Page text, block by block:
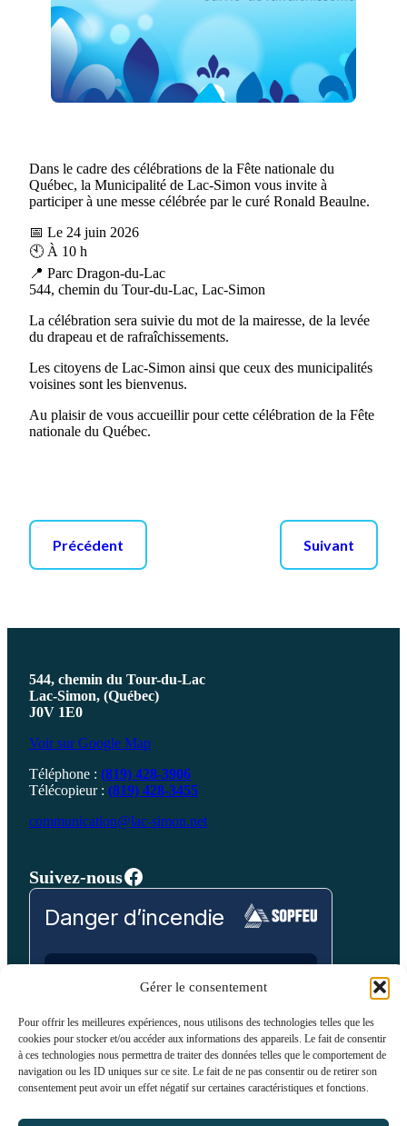
Gérer le consentement
Pour offrir les meilleures expériences, nous utilisons des technologies telles que les
cookies pour stocker et/ou accéder aux informations des appareils. Le fait de consentir
à ces technologies nous permettra de traiter des données telles que le comportement de
navigation ou les ID uniques sur ce site. Le fait de ne pas consentir ou de retirer son
consentement peut avoir un effet négatif sur certaines caractéristiques et fonctions.
Dans le cadre des célébrations de la Fête nationale du
Québec, la Municipalité de Lac-Simon vous invite à
participer à une messe célébrée par le curé Ronald Beaulne.
📅 Le 24 juin 2026
🕙 À 10 h
📍 Parc Dragon-du-Lac
544, chemin du Tour-du-Lac, Lac-Simon
La célébration sera suivie du mot de la mairesse, de la levée
du drapeau et de rafraîchissements.
Les citoyens de Lac-Simon ainsi que ceux des municipalités
voisines sont les bienvenus.
Au plaisir de vous accueillir pour cette célébration de la Fête
nationale du Québec.
Précédent Suivant
544, chemin du Tour-du-Lac
Lac-Simon, (Québec)
J0V 1E0
Voir sur Google Map
Téléphone : (819) 428-3906
Télécopieur : (819) 428-3455
communication@lac-simon.net
Suivez-nousFacebook
Danger d’incendie
Laurentides
Bas Modéré Élevé Très Élevé Extrême